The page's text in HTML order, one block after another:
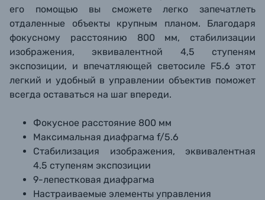
его помощью вы сможете легко запечатлеть
отдаленные объекты крупным планом. Благодаря
фокусному расстоянию 800 мм, стабилизации
изображения, эквивалентной 4,5 ступеням
экспозиции, и впечатляющей светосиле F5.6 этот
легкий и удобный в управлении объектив поможет
всегда оставаться на шаг впереди.
Фокусное расстояние 800 мм
Максимальная диафрагма f/5.6
Стабилизация изображения, эквивалентная
4.5 ступеням экспозиции
9-лепестковая диафрагма
Настраиваемые элементы управления